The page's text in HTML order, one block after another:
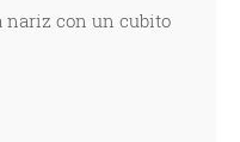
nariz con un cubito